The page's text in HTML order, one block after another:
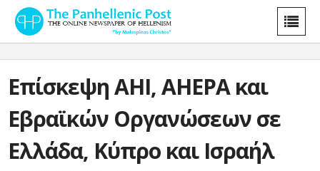
Eπίσκεψη AHI, AHEPA και
Εβραϊκών Οργανώσεων σε
Ελλάδα, Κύπρο και Ισραήλ